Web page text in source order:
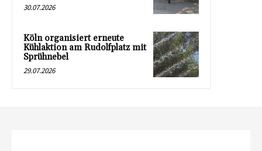
30.07.2026
Köln organisiert erneute
Kühlaktion am Rudolfplatz mit
Sprühnebel
29.07.2026